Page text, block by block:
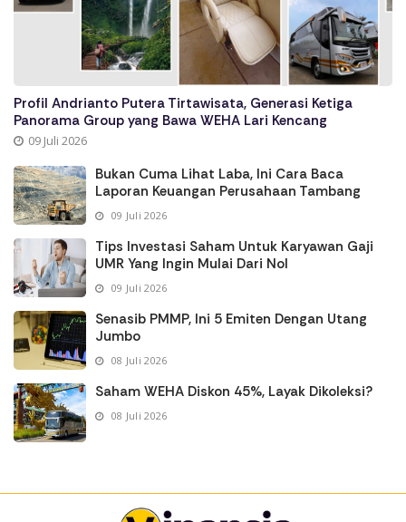
Profil Andrianto Putera Tirtawisata, Generasi Ketiga
Panorama Group yang Bawa WEHA Lari Kencang
09 Juli 2026
Bukan Cuma Lihat Laba, Ini Cara Baca
Laporan Keuangan Perusahaan Tambang
09 Juli 2026
Tips Investasi Saham Untuk Karyawan Gaji
UMR Yang Ingin Mulai Dari Nol
09 Juli 2026
Senasib PMMP, Ini 5 Emiten Dengan Utang
Jumbo
08 Juli 2026
Saham WEHA Diskon 45%, Layak Dikoleksi?
08 Juli 2026